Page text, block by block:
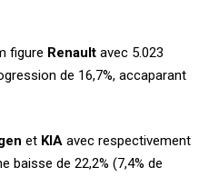
figure Renault avec 5.023
de 16,7%, accaparant
et KIA avec respectivement
baisse de 22,2% (7,4% de